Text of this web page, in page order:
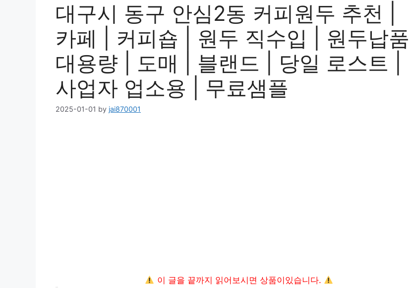
대구시 동구 안심2동 커피원두 추천 |
카페 | 커피숍 | 원두 직수입 | 원두납품 |
대용량 | 도매 | 블랜드 | 당일 로스트 |
사업자 업소용 | 무료샘플
2025-01-01 by jai870001
이 글을 끝까지 읽어보시면 상품이있습니다.